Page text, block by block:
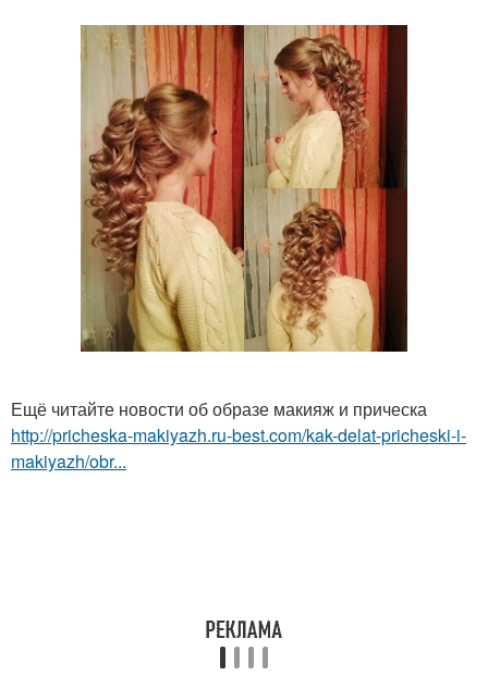
Ещё читайте новости об образе макияж и прическа
http://pricheska-makiyazh.ru-best.com/kak-delat-pricheski-i-
makiyazh/obr...